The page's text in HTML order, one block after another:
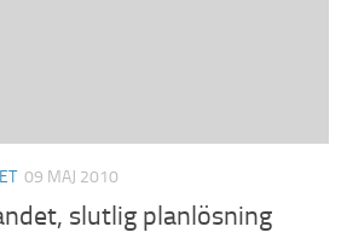
09 MAJ 2010
slutlig planlösning